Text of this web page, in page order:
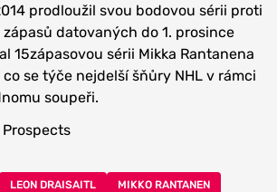
prodloužil svou bodovou sérii proti
datovaných do 1. prosince
15zápasovou sérii Mikka Rantanena
se týče nejdelší šňůry NHL v rámci
soupeři.
Prospects
LEON DRAISAITL
MIKKO RANTANEN